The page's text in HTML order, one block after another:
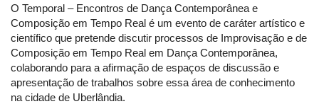
O Temporal – Encontros de Dança Contemporânea e
Composição em Tempo Real é um evento de caráter artístico e
científico que pretende discutir processos de Improvisação e de
Composição em Tempo Real em Dança Contemporânea,
colaborando para a afirmação de espaços de discussão e
apresentação de trabalhos sobre essa área de conhecimento
na cidade de Uberlândia.